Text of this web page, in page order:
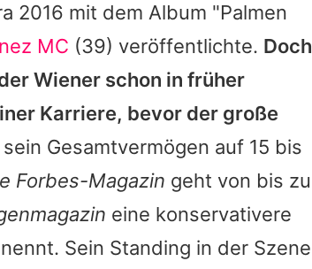
2016 mit dem Album "Palmen
MC (39) veröffentlichte. Doch
Wiener schon in früher
Karriere, bevor der große
Gesamtvermögen auf 15 bis
Forbes-Magazin geht von bis zu
eine konservativere
Sein Standing in der Szene